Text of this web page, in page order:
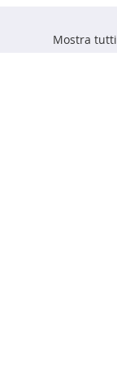
Mostra tutti